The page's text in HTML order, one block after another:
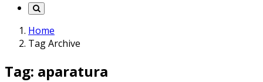
Home
Tag Archive
Tag: aparatura